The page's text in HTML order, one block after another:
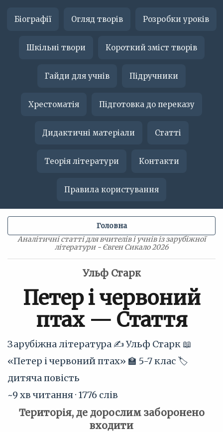
Біографії Огляд творів Розробки уроків
Шкільні твори Короткий зміст творів
Гайди для учнів Підручники
Хрестоматія Підготовка до переказу
Дидактичні матеріали Статті
Теорія літератури Контакти
Правила користування
Аналітичні статті для вчителів і учнів із зарубіжної
літератури - Євген Сикало 2026
Головна
Ульф Старк
Петер і червоний
птах — Стаття
Зарубіжна література✍️ Ульф Старк 📖
«Петер і червоний птах» 🏫 5-7 клас 🏷
дитяча повість
~9 хв читання · 1776 слів
Територія, де дорослим заборонено
входити